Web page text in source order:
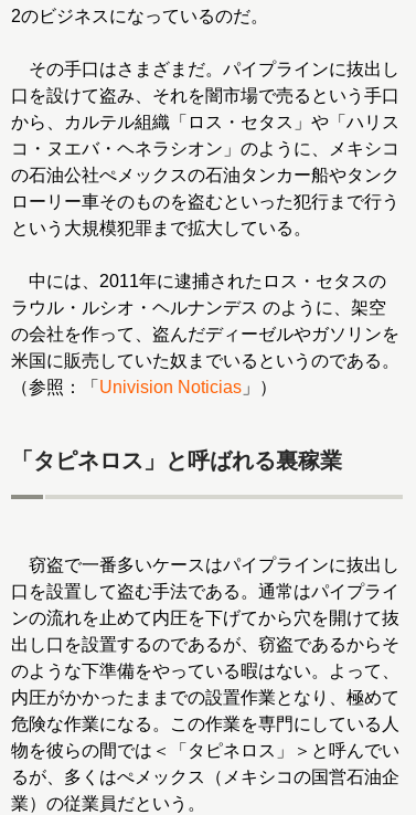
2のビジネスになっているのだ。
その手口はさまざまだ。パイプラインに抜出し
口を設けて盗み、それを闇市場で売るという手口
から、カルテル組織「ロス・セタス」や「ハリス
コ・ヌエバ・ヘネラシオン」のように、メキシコ
の石油公社ぺメックスの石油タンカー船やタンク
ローリー車そのものを盗むといった犯行まで行う
という大規模犯罪まで拡大している。
中には、2011年に逮捕されたロス・セタスの
ラウル・ルシオ・ヘルナンデス のように、架空
の会社を作って、盗んだディーゼルやガソリンを
米国に販売していた奴までいるというのである。
（参照：「 Univision Noticias 」）
「タピネロス」と呼ばれる裏稼業
窃盗で一番多いケースはパイプラインに抜出し
口を設置して盗む手法である。通常はパイプライ
ンの流れを止めて内圧を下げてから穴を開けて抜
出し口を設置するのであるが、窃盗であるからそ
のような下準備をやっている暇はない。よって、
内圧がかかったままでの設置作業となり、極めて
危険な作業になる。この作業を専門にしている人
物を彼らの間では＜「タピネロス」＞と呼んでい
るが、多くはぺメックス（メキシコの国営石油企
業）の従業員だという。